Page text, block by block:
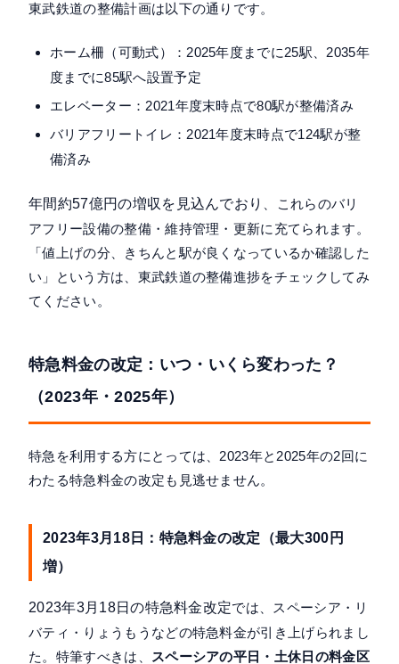
東武鉄道の整備計画は以下の通りです。
ホーム柵（可動式）：2025年度までに25駅、2035年
度までに85駅へ設置予定
エレベーター：2021年度末時点で80駅が整備済み
バリアフリートイレ：2021年度末時点で124駅が整
備済み
年間約57億円の増収を見込んでおり 、これらのバリ
アフリー設備の整備・維持管理・更新に充てられます。
「値上げの分、きちんと駅が良くなっているか確認した
い」という方は、東武鉄道の整備進捗をチェックしてみ
てください。
特急料金の改定：いつ・いくら変わった？
（2023年・2025年）
特急を利用する方にとっては、2023年と2025年の2回に
わたる特急料金の改定も見逃せません。
2023年3月18日：特急料金の改定（最大300円
増）
2023年3月18日の特急料金改定では、スペーシア・リ
バティ・りょうもうなどの特急料金が引き上げられまし
た。特筆すべきは、 スペーシアの平日・土休日の料金区